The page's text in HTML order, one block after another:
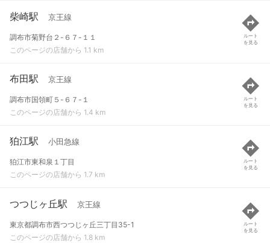
柴崎駅 京王線
調布市菊野台２-６７-１１
このページの店舗から 1.1 km
ルート
を見る
布田駅 京王線
調布市国領町５-６７-１
このページの店舗から 1.4 km
ルート
を見る
狛江駅 小田急線
狛江市東和泉１丁目
このページの店舗から 1.7 km
ルート
を見る
つつじヶ丘駅 京王線
東京都調布市西つつじヶ丘三丁目35-1
このページの店舗から 1.8 km
ルート
を見る